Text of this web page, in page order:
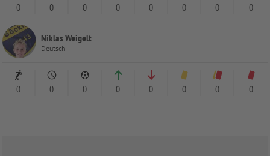
0 0 0 0 0 0 0 0
Niklas Weigelt
Deutsch
0 0 0 0 0 0 0 0